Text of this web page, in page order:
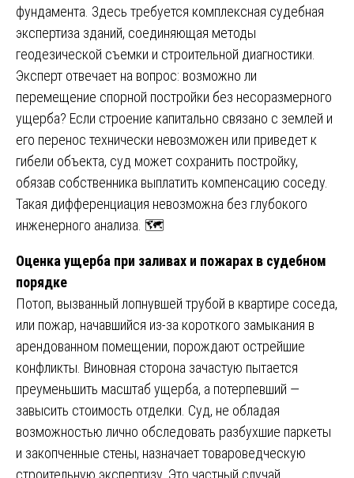
фундамента. Здесь требуется комплексная судебная
экспертиза зданий, соединяющая методы
геодезической съемки и строительной диагностики.
Эксперт отвечает на вопрос: возможно ли
перемещение спорной постройки без несоразмерного
ущерба? Если строение капитально связано с землей и
его перенос технически невозможен или приведет к
гибели объекта, суд может сохранить постройку,
обязав собственника выплатить компенсацию соседу.
Такая дифференциация невозможна без глубокого
инженерного анализа. 🗺️
Оценка ущерба при заливах и пожарах в судебном
порядке
Потоп, вызванный лопнувшей трубой в квартире соседа,
или пожар, начавшийся из-за короткого замыкания в
арендованном помещении, порождают острейшие
конфликты. Виновная сторона зачастую пытается
преуменьшить масштаб ущерба, а потерпевший —
завысить стоимость отделки. Суд, не обладая
возможностью лично обследовать разбухшие паркеты
и закопченные стены, назначает товароведческую
строительную экспертизу. Это частный случай